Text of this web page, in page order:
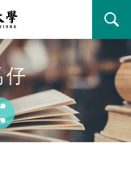
仔
略過字型切
分享